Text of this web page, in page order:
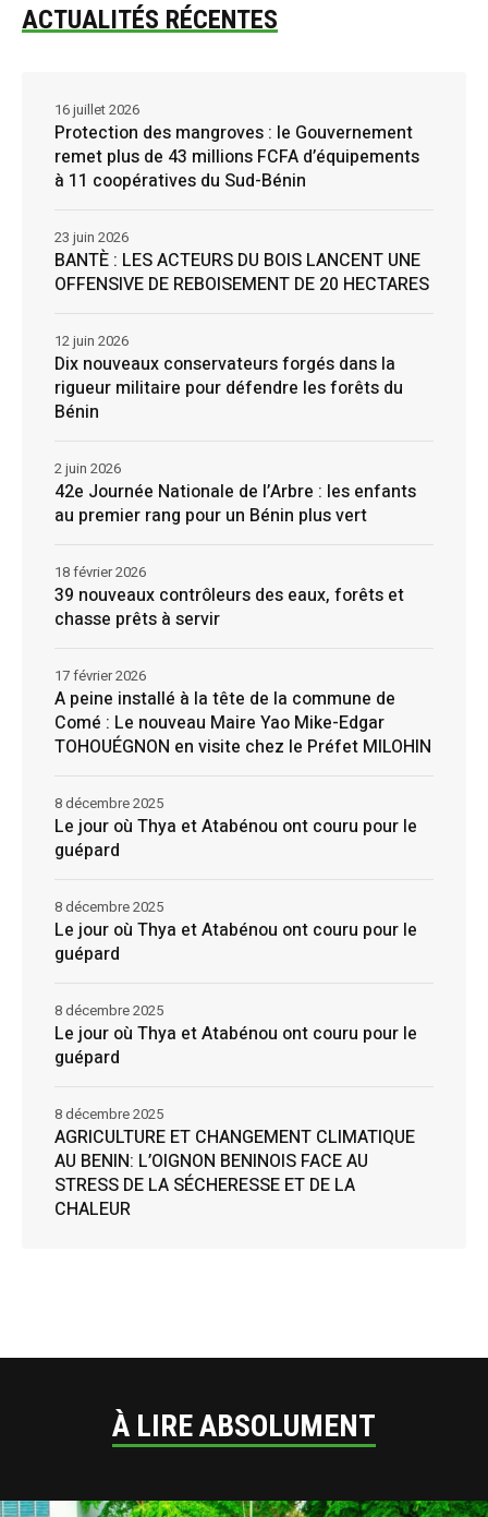
ACTUALITÉS RÉCENTES
Protection des mangroves : le Gouvernement
remet plus de 43 millions FCFA d’équipements
à 11 coopératives du Sud-Bénin
16 juillet 2026
BANTÈ : LES ACTEURS DU BOIS LANCENT UNE
OFFENSIVE DE REBOISEMENT DE 20 HECTARES
23 juin 2026
Dix nouveaux conservateurs forgés dans la
rigueur militaire pour défendre les forêts du
Bénin
12 juin 2026
42e Journée Nationale de l’Arbre : les enfants
au premier rang pour un Bénin plus vert
2 juin 2026
39 nouveaux contrôleurs des eaux, forêts et
chasse prêts à servir
18 février 2026
A peine installé à la tête de la commune de
Comé : Le nouveau Maire Yao Mike-Edgar
TOHOUÉGNON en visite chez le Préfet MILOHIN
17 février 2026
Le jour où Thya et Atabénou ont couru pour le
guépard
8 décembre 2025
Le jour où Thya et Atabénou ont couru pour le
guépard
8 décembre 2025
Le jour où Thya et Atabénou ont couru pour le
guépard
8 décembre 2025
AGRICULTURE ET CHANGEMENT CLIMATIQUE
AU BENIN: L’OIGNON BENINOIS FACE AU
STRESS DE LA SÉCHERESSE ET DE LA
CHALEUR
8 décembre 2025
À LIRE ABSOLUMENT